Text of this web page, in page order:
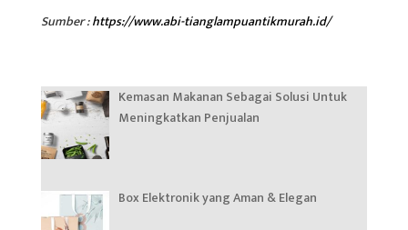
Sumber :https://www.abi-tianglampuantikmurah.id/
Kemasan Makanan Sebagai Solusi Untuk
Meningkatkan Penjualan
Box Elektronik yang Aman & Elegan